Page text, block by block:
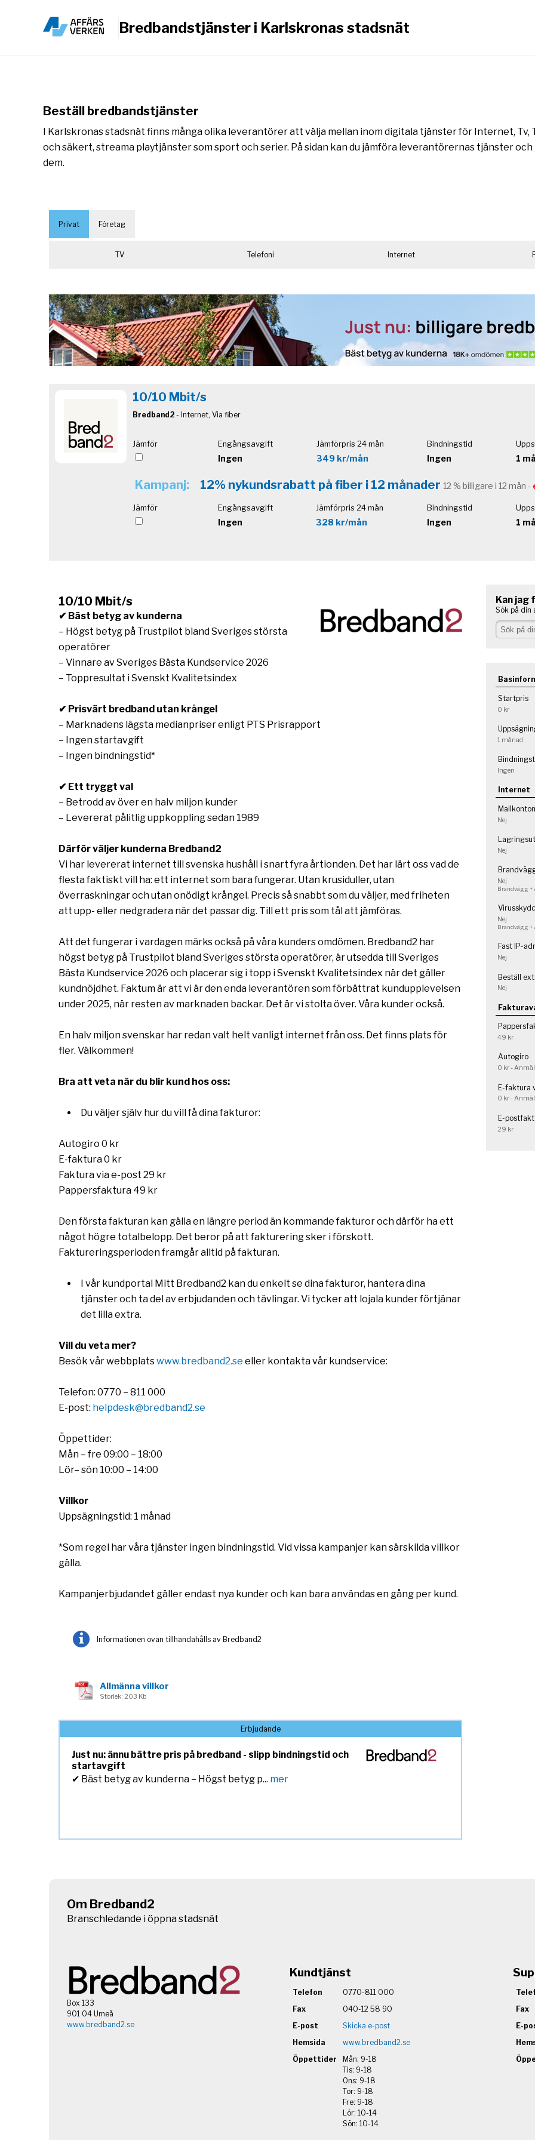
Bredbandstjänster i Karlskronas stadsnät
Beställ bredbandstjänster
I Karlskronas stadsnät finns många olika leverantörer att välja mellan inom digitala tjänster för Internet, Tv,
och säkert, streama playtjänster som sport och serier. På sidan kan du jämföra leverantörernas tjänster
dem.
Privat Företag
TV Telefoni Internet
10/10 Mbit/s
Bredband2 - Internet, Via fiber
Jämför Engångsavgift
Ingen
Jämförpris 24 mån
349 kr/mån
Bindningstid
Ingen 1
Kampanj: 12% nykundsrabatt på fiber i 12 månader 12 % billigare i 12 mån -
Jämför Engångsavgift
Ingen
Jämförpris 24 mån
328 kr/mån
Bindningstid
Ingen 1
10/10 Mbit/s
✔ Bäst betyg av kunderna
– Högst betyg på Trustpilot bland Sveriges största
operatörer
– Vinnare av Sveriges Bästa Kundservice 2026
– Toppresultat i Svenskt Kvalitetsindex
✔ Prisvärt bredband utan krångel
– Marknadens lägsta medianpriser enligt PTS Prisrapport
– Ingen startavgift
– Ingen bindningstid*
✔ Ett tryggt val
– Betrodd av över en halv miljon kunder
– Levererat pålitlig uppkoppling sedan 1989
Därför väljer kunderna Bredband2
Vi har levererat internet till svenska hushåll i snart fyra årtionden. Det har lärt oss vad de
flesta faktiskt vill ha: ett internet som bara fungerar. Utan krusiduller, utan
överraskningar och utan onödigt krångel. Precis så snabbt som du väljer, med friheten
att upp- eller nedgradera när det passar dig. Till ett pris som tål att jämföras.
Att det fungerar i vardagen märks också på våra kunders omdömen. Bredband2 har
högst betyg på Trustpilot bland Sveriges största operatörer, är utsedda till Sveriges
Bästa Kundservice 2026 och placerar sig i topp i Svenskt Kvalitetsindex när det gäller
kundnöjdhet. Faktum är att vi är den enda leverantören som förbättrat kundupplevelsen
under 2025, när resten av marknaden backar. Det är vi stolta över. Våra kunder också.
En halv miljon svenskar har redan valt helt vanligt internet från oss. Det finns plats för
fler. Välkommen!
Bra att veta när du blir kund hos oss:
Du väljer själv hur du vill få dina fakturor:
Autogiro 0 kr
E-faktura 0 kr
Faktura via e-post 29 kr
Pappersfaktura 49 kr
Den första fakturan kan gälla en längre period än kommande fakturor och därför ha ett
något högre totalbelopp. Det beror på att fakturering sker i förskott.
Faktureringsperioden framgår alltid på fakturan.
I vår kundportal Mitt Bredband2 kan du enkelt se dina fakturor, hantera dina
tjänster och ta del av erbjudanden och tävlingar. Vi tycker att lojala kunder förtjänar
det lilla extra.
Vill du veta mer?
Besök vår webbplatswww.bredband2.se eller kontakta vår kundservice:
Telefon: 0770 – 811 000
E-post: helpdesk@bredband2.se
Öppettider:
Mån – fre 09:00 – 18:00
Lör– sön 10:00 – 14:00
Villkor
Uppsägningstid: 1 månad
*Som regel har våra tjänster ingen bindningstid. Vid vissa kampanjer kan särskilda villkor
gälla.
Kampanjerbjudandet gäller endast nya kunder och kan bara användas en gång per kund.
Informationen ovan tillhandahålls av Bredband2
Allmänna villkor
Storlek: 203 Kb
Erbjudande
Just nu: ännu bättre pris på bredband - slipp bindningstid och
startavgift
✔ Bäst betyg av kunderna – Högst betyg p... mer
Kan jag
Sök på din
Startpris
0 kr
1 månad
Ingen
Internet
Mailkonton
Nej
Nej
Nej
Brandvägg
Virusskydd
Nej
Brandvägg
Fast IP-
Nej
Beställ
Nej
49 kr
Autogiro
0 kr -
E-faktura
0 kr -
E-
29 kr
Om Bredband2
Branschledande i öppna stadsnät
Box 133
901 04 Umeå
www.bredband2.se
Kundtjänst
Telefon
0770-811 000
Fax
040-12 58 90
E-post
Skicka e-post
Hemsida
www.bredband2.se
Öppettider
Mån: 9-18
Tis: 9-18
Ons: 9-18
Tor: 9-18
Fre: 9-18
Lör: 10-14
Sön: 10-14
Fax
E-